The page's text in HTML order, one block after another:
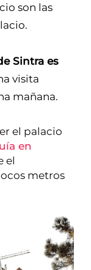
son las
Sintra es
visita
mañana.
el palacio
en
el
metros